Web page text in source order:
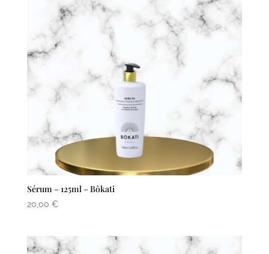
Sérum – 125ml – Bôkati
20,00 €